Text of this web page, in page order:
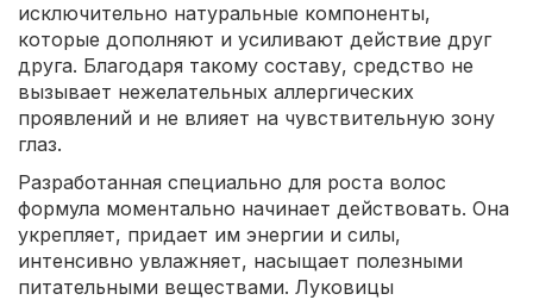
исключительно натуральные компоненты,
которые дополняют и усиливают действие друг
друга. Благодаря такому составу, средство не
вызывает нежелательных аллергических
проявлений и не влияет на чувствительную зону
глаз.
Разработанная специально для роста волос
формула моментально начинает действовать. Она
укрепляет, придает им энергии и силы,
интенсивно увлажняет, насыщает полезными
питательными веществами. Луковицы